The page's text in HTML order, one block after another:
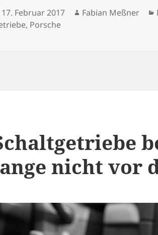
Veröffentlicht
am
17. Februar 2017 Autor
Fabian Meßner
, Porsche
nicht vor